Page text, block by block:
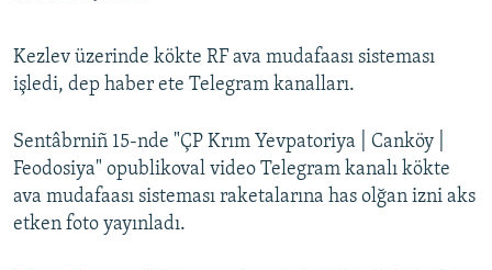
RFE/RS bütün saytları
Kezlev üzerinde kökte RF ava mudafaası sisteması
işledi, dep haber ete Telegram kanalları.
Sentâbrniñ 15-nde "ÇP Krım Yevpatoriya | Canköy |
Feodosiya" opublikoval video Telegram kanalı kökte
ava mudafaası sisteması raketalarına has olğan izni aks
etken foto yayınladı.